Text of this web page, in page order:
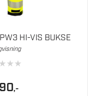
HI-VIS BUKSE
★★★
,-